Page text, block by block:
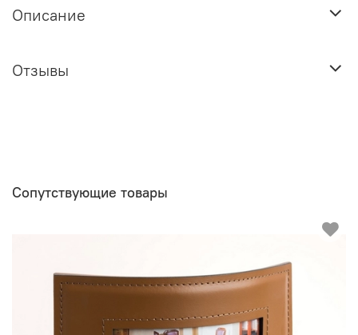
Описание
Отзывы
Сопутствующие товары